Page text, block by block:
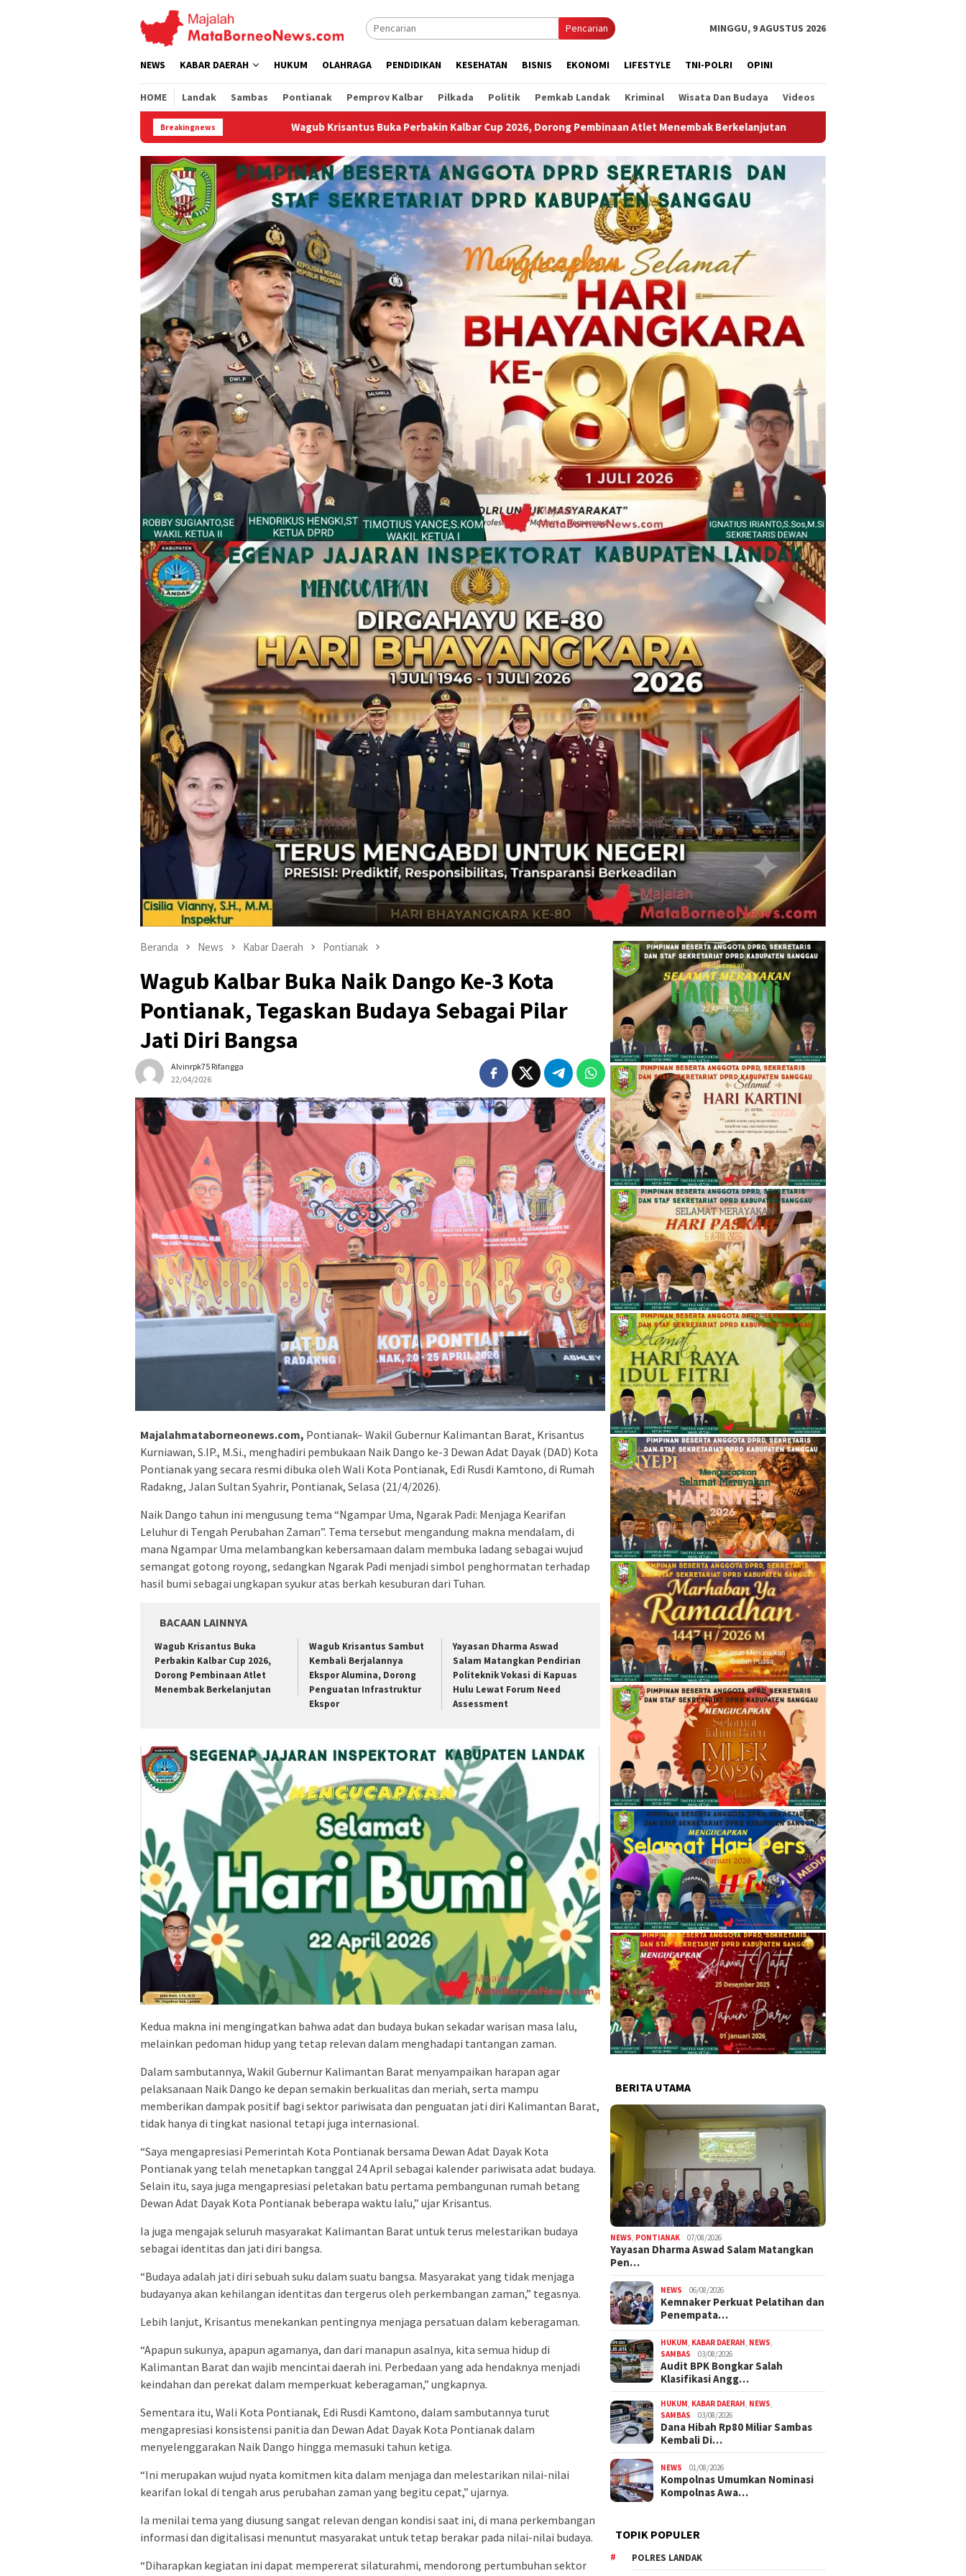
Pencarian MINGGU, 9 AGUSTUS 2026
NEWS KABAR DAERAH HUKUM OLAHRAGA PENDIDIKAN KESEHATAN BISNIS EKONOMI LIFESTYLE TNI-POLRI OPINI
HOME Landak Sambas Pontianak Pemprov Kalbar Pilkada Politik Pemkab Landak Kriminal Wisata Dan Budaya Videos
Breakingnews
Wagub Krisantus Buka Perbakin Kalbar Cup 2026, Dorong Pembinaan Atlet Menembak Berkelanjutan Ibu dan Anak Ditemukan Tewas Terikat di Kuala Behe
Beranda News Kabar Daerah Pontianak
Wagub Kalbar Buka Naik Dango Ke-3 Kota
Pontianak, Tegaskan Budaya Sebagai Pilar
Jati Diri Bangsa
Alvinrpk75 Rifangga
22/04/2026
Majalahmataborneonews.com, Pontianak– Wakil Gubernur Kalimantan Barat, Krisantus
Kurniawan, S.IP., M.Si., menghadiri pembukaan Naik Dango ke-3 Dewan Adat Dayak (DAD) Kota
Pontianak yang secara resmi dibuka oleh Wali Kota Pontianak, Edi Rusdi Kamtono, di Rumah
Radakng, Jalan Sultan Syahrir, Pontianak, Selasa (21/4/2026).
Naik Dango tahun ini mengusung tema “Ngampar Uma, Ngarak Padi: Menjaga Kearifan
Leluhur di Tengah Perubahan Zaman”. Tema tersebut mengandung makna mendalam, di
mana Ngampar Uma melambangkan kebersamaan dalam membuka ladang sebagai wujud
semangat gotong royong, sedangkan Ngarak Padi menjadi simbol penghormatan terhadap
hasil bumi sebagai ungkapan syukur atas berkah kesuburan dari Tuhan.
BACAAN LAINNYA
Wagub Krisantus Buka
Perbakin Kalbar Cup 2026,
Dorong Pembinaan Atlet
Menembak Berkelanjutan
Wagub Krisantus Sambut
Kembali Berjalannya
Ekspor Alumina, Dorong
Penguatan Infrastruktur
Ekspor
Yayasan Dharma Aswad
Salam Matangkan Pendirian
Politeknik Vokasi di Kapuas
Hulu Lewat Forum Need
Assessment
Kedua makna ini mengingatkan bahwa adat dan budaya bukan sekadar warisan masa lalu,
melainkan pedoman hidup yang tetap relevan dalam menghadapi tantangan zaman.
Dalam sambutannya, Wakil Gubernur Kalimantan Barat menyampaikan harapan agar
pelaksanaan Naik Dango ke depan semakin berkualitas dan meriah, serta mampu
memberikan dampak positif bagi sektor pariwisata dan penguatan jati diri Kalimantan Barat,
tidak hanya di tingkat nasional tetapi juga internasional.
“Saya mengapresiasi Pemerintah Kota Pontianak bersama Dewan Adat Dayak Kota
Pontianak yang telah menetapkan tanggal 24 April sebagai kalender pariwisata adat budaya.
Selain itu, saya juga mengapresiasi peletakan batu pertama pembangunan rumah betang
Dewan Adat Dayak Kota Pontianak beberapa waktu lalu,” ujar Krisantus.
Ia juga mengajak seluruh masyarakat Kalimantan Barat untuk terus melestarikan budaya
sebagai identitas dan jati diri bangsa.
“Budaya adalah jati diri sebuah suku dalam suatu bangsa. Masyarakat yang tidak menjaga
budayanya akan kehilangan identitas dan tergerus oleh perkembangan zaman,” tegasnya.
Lebih lanjut, Krisantus menekankan pentingnya menjaga persatuan dalam keberagaman.
“Apapun sukunya, apapun agamanya, dan dari manapun asalnya, kita semua hidup di
Kalimantan Barat dan wajib mencintai daerah ini. Perbedaan yang ada hendaknya menjadi
keindahan dan perekat dalam memperkuat keberagaman,” ungkapnya.
Sementara itu, Wali Kota Pontianak, Edi Rusdi Kamtono, dalam sambutannya turut
mengapresiasi konsistensi panitia dan Dewan Adat Dayak Kota Pontianak dalam
menyelenggarakan Naik Dango hingga memasuki tahun ketiga.
“Ini merupakan wujud nyata komitmen kita dalam menjaga dan melestarikan nilai-nilai
kearifan lokal di tengah arus perubahan zaman yang begitu cepat,” ujarnya.
Ia menilai tema yang diusung sangat relevan dengan kondisi saat ini, di mana perkembangan
informasi dan digitalisasi menuntut masyarakat untuk tetap berakar pada nilai-nilai budaya.
“Diharapkan kegiatan ini dapat mempererat silaturahmi, mendorong pertumbuhan sektor
BERITA UTAMA
NEWS PONTIANAK 07/08/2026
Yayasan Dharma Aswad Salam Matangkan
Pen…
NEWS 06/08/2026
Kemnaker Perkuat Pelatihan dan
Penempata…
HUKUM KABAR DAERAH NEWS
SAMBAS
03/08/2026
Audit BPK Bongkar Salah
Klasifikasi Angg…
HUKUM KABAR DAERAH NEWS
SAMBAS
03/08/2026
Dana Hibah Rp80 Miliar Sambas
Kembali Di…
NEWS 01/08/2026
Kompolnas Umumkan Nominasi
Kompolnas Awa…
TOPIK POPULER
POLRES LANDAK